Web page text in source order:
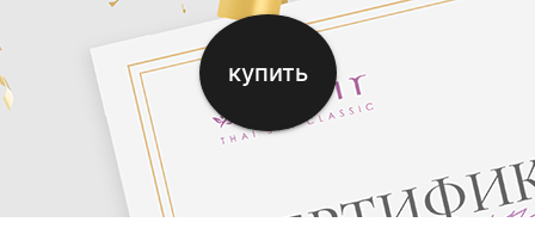
купить